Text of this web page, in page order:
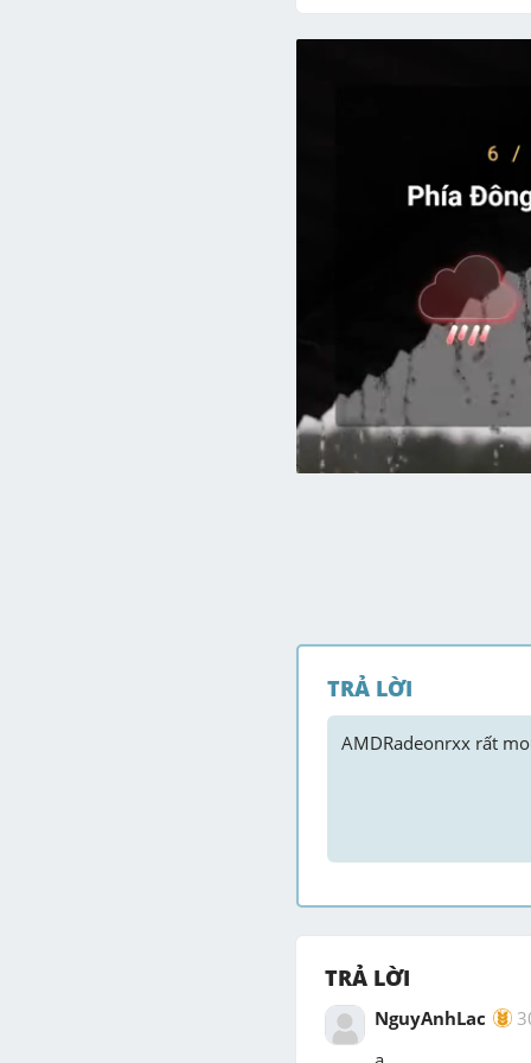
TRẢ LỜI
AMDRadeonrxx rất
TRẢ LỜI
NguyAnhLac